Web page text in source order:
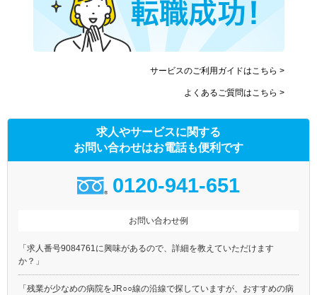
サービスのご利用ガイドはこちら >
よくあるご質問はこちら >
求人やサービスに関する
お問い合わせはお電話も便利です
0120-941-651
お問い合わせ例
「求人番号9084761に興味があるので、詳細を教えていただけます
か？」
「残業が少なめの病院をJR○○線の沿線で探していますが、おすすめの病